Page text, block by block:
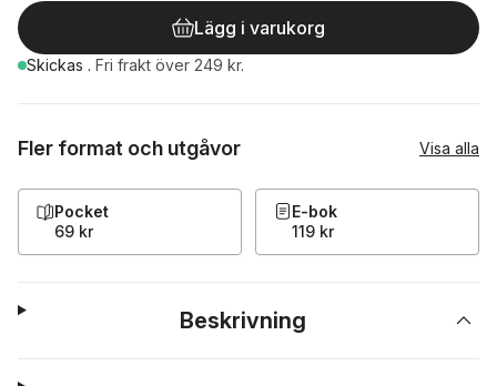
Lägg i varukorg
Skickas . Fri frakt över 249 kr.
Fler format och utgåvor Visa alla
Pocket
69 kr
E-bok
119 kr
Beskrivning